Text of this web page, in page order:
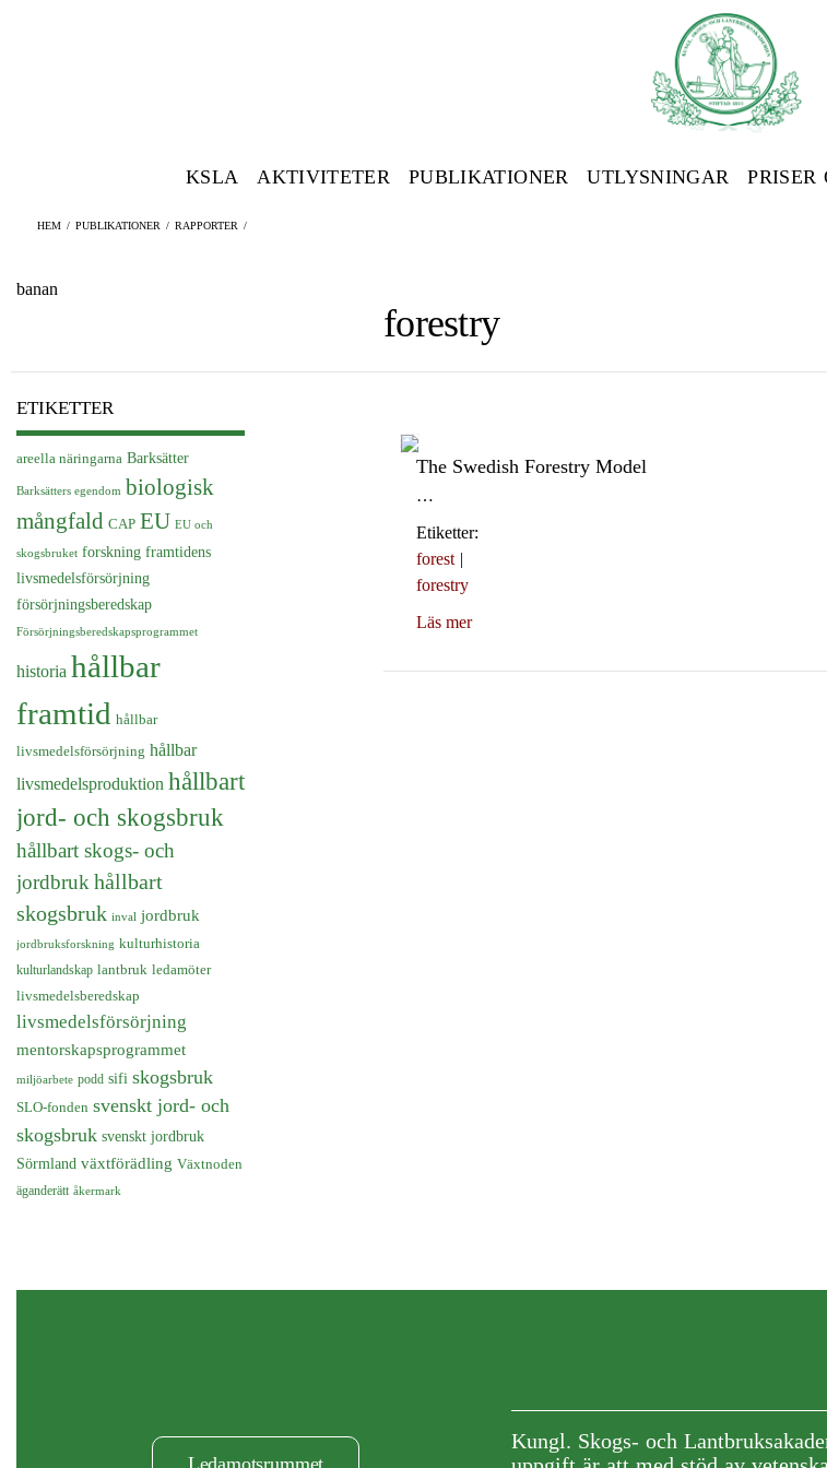
KSLA AKTIVITETER PUBLIKATIONER UTLYSNINGAR PRISER
HEM / PUBLIKATIONER / RAPPORTER /
banan
forestry
ETIKETTER
areella näringarna Barksätter
Barksätters egendom biologisk
mångfald CAP EU EU och
skogsbruket forskning framtidens
livsmedelsförsörjning
försörjningsberedskap
Försörjningsberedskapsprogrammet
historia hållbar
framtid hållbar
livsmedelsförsörjning hållbar
livsmedelsproduktion hållbart
jord- och skogsbruk
hållbart skogs- och
jordbruk hållbart
skogsbruk inval jordbruk
jordbruksforskning kulturhistoria
kulturlandskap lantbruk ledamöter
livsmedelsberedskap
livsmedelsförsörjning
mentorskapsprogrammet
miljöarbete podd sifi skogsbruk
SLO-fonden svenskt jord- och
skogsbruk svenskt jordbruk
Sörmland växtförädling Växtnoden
äganderätt åkermark
The Swedish Forestry Model
…
Etiketter:
forest |
forestry
Läs mer
Ledamotsrummet
Kungl. Skogs- och